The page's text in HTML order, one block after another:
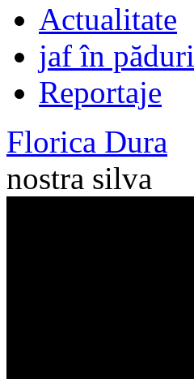
Actualitate
jaf în păduri
Reportaje
Florica Dura
nostra silva